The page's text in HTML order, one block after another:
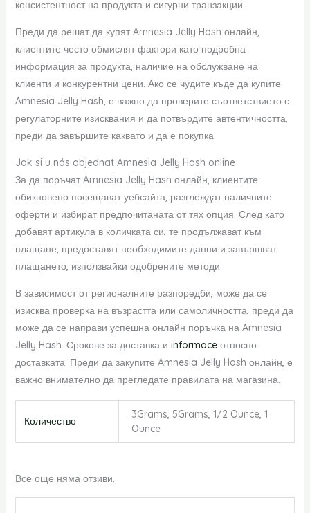
консистентност на продукта и сигурни транзакции.
Преди да решат да купят Amnesia Jelly Hash онлайн,
клиентите често обмислят фактори като подробна
информация за продукта, наличие на обслужване на
клиенти и конкурентни цени. Ако се чудите къде да купите
Amnesia Jelly Hash, е важно да проверите съответствието с
регулаторните изисквания и да потвърдите автентичността,
преди да завършите каквато и да е покупка.
Jak si u nás objednat Amnesia Jelly Hash online
За да поръчат Amnesia Jelly Hash онлайн, клиентите
обикновено посещават уебсайта, разглеждат наличните
оферти и избират предпочитаната от тях опция. След като
добавят артикула в количката си, те продължават към
плащане, предоставят необходимите данни и завършват
плащането, използвайки одобрените методи.
В зависимост от регионалните разпоредби, може да се
изисква проверка на възрастта или самоличността, преди да
може да се направи успешна онлайн поръчка на Amnesia
Jelly Hash. Срокове за доставка и informaceотносно
доставката. Преди да закупите Amnesia Jelly Hash онлайн, е
важно внимателно да прегледате правилата на магазина.
Количество
3Grams, 5Grams, 1/2 Ounce, 1
Ounce
Все още няма отзиви.